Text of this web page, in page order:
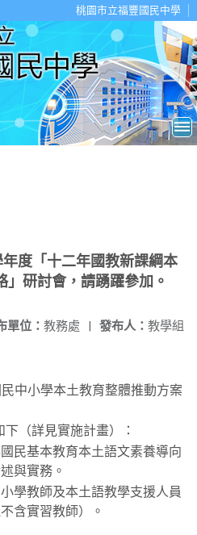
桃園市立福豐國民中學
度「十二年國教新課綱本
」研討會，請踴躍參加。
發布人： 教學組
單位： 教務處 |
中小學本土教育整體推動方案
（詳見實施計畫）：
民基本教育本土語文素養導向
與實務。
學教師及本土語教學支援人員
含實習教師）。